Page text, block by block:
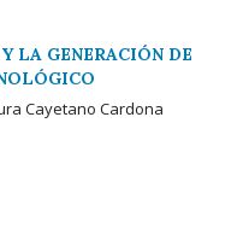
LA GENERACIÓN DE
Cayetano Cardona